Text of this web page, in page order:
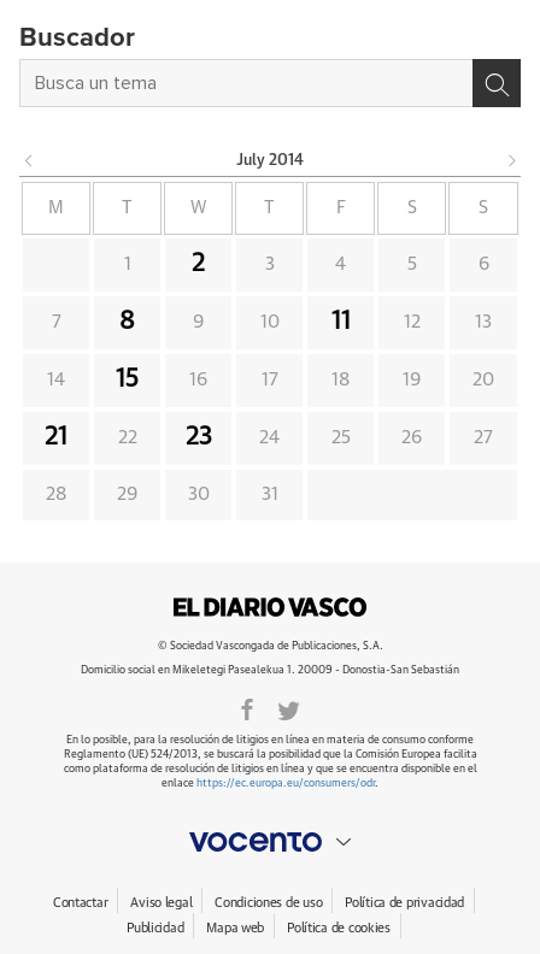
Buscador
July 2014
M W F S S
1 2 3 4 5 6
7 8 9 10 11 12 13
14 15 16 17 18 19 20
21 22 23 24 25 26 27
28 29 30 31
© Sociedad Vascongada de Publicaciones, S.A.
Domicilio social en Mikeletegi Pasealekua 1. 20009 - Donostia-San Sebastián
En lo posible, para la resolución de litigios en línea en materia de consumo conforme
Reglamento (UE) 524/2013, se buscará la posibilidad que la Comisión Europea facilita
como plataforma de resolución de litigios en línea y que se encuentra disponible en el
enlace https://ec.europa.eu/consumers/odr.
Contactar Aviso legal Condiciones de uso
Política de privacidad
Publicidad
Mapa web Política de cookies